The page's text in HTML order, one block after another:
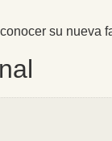
su nueva